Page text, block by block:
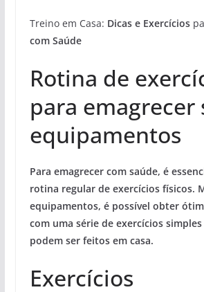
Treino em Casa: Dicas e Exercícios
com Saúde
Rotina de
para emagrecer
equipamentos
Para emagrecer com saúde, é
rotina regular de exercícios físicos.
equipamentos, é possível obter
com uma série de exercícios
podem ser feitos em casa.
Exercícios